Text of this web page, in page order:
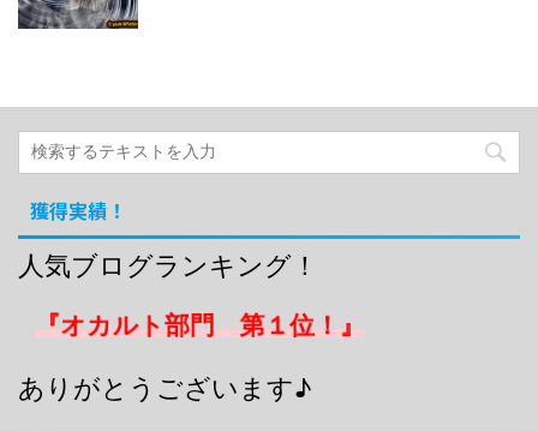
獲得実績！
人気ブログランキング！
『オカルト部門 第１位！』
ありがとうございます♪